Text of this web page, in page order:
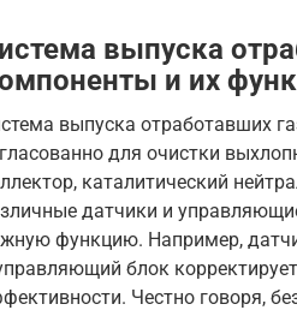
выпуска
и их
выпуска отработавших
для очистки
каталитический
датчики и
функцию. Например,
блок
Честно говоря,